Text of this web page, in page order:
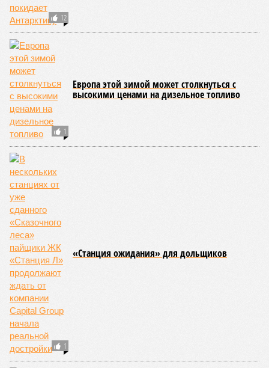
Дональд Трамп
Дональд Трамп – известный американский бизнесмен,
Америки, республиканец.
ПОСЛЕДНИЕ НОВОСТИ
14:07
Самолёт-разведчик НАТО замечен у берегов
Финского залива
13:45
Евросоюз нарастил импорт СПГ из России
13:32
Спасатель рассказала о плане действий на случай,
13:29
нейросетями и обращаются из-за этого к психологам
Новости smi2.ru
Золото обновило достигнутый в июне